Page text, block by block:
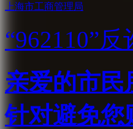
上海市工商管理局
“962110”反
亲爱的市民
针对避免您